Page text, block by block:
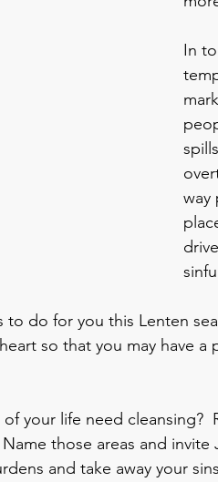
In
way
to do for you this Lenten
so that you may have
your life need cleansing?
those areas and
and take away your